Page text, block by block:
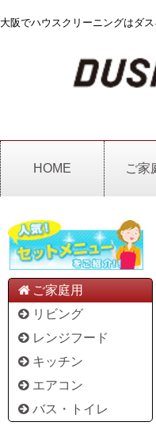
大阪でハウスクリーニングはダス
HOME ご家
ご家庭用
リビング
レンジフード
キッチン
エアコン
バス・トイレ